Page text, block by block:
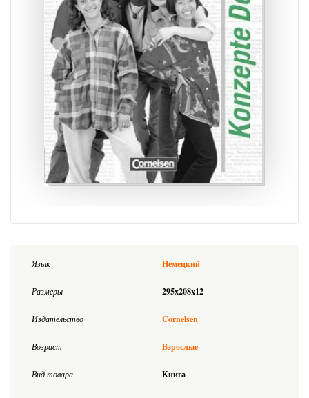
Язык Немецкий
Размеры 295x208x12
Издательство Cornelsen
Возраст Взрослые
Вид товара Книга